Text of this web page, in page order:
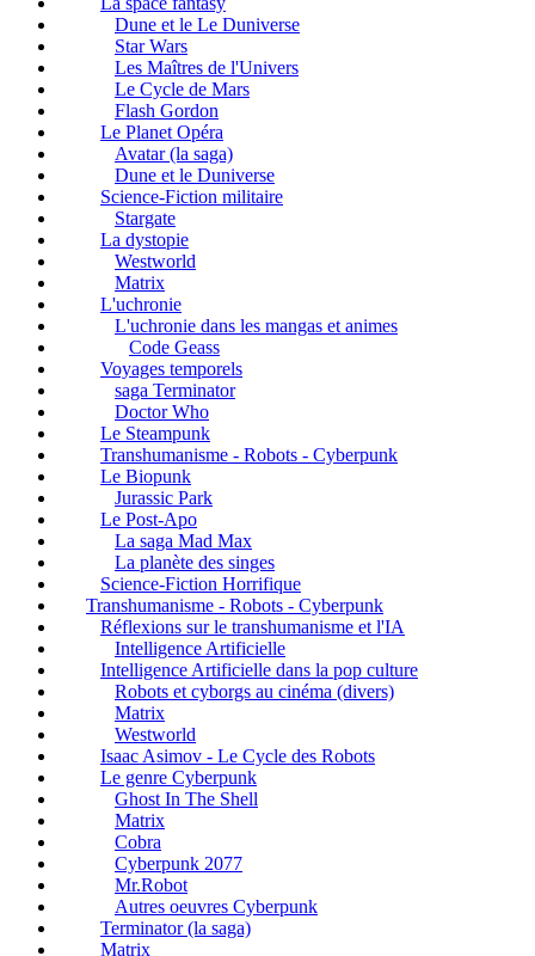
Dune et le Le Duniverse
Star Wars
Les Maîtres de l'Univers
Le Cycle de Mars
Flash Gordon
Le Planet Opéra
Avatar (la saga)
Dune et le Duniverse
Science-Fiction militaire
Stargate
La dystopie
Westworld
Matrix
L'uchronie
L'uchronie dans les mangas et animes
Code Geass
Voyages temporels
saga Terminator
Doctor Who
Le Steampunk
Transhumanisme - Robots - Cyberpunk
Le Biopunk
Jurassic Park
Le Post-Apo
La saga Mad Max
La planète des singes
Science-Fiction Horrifique
Transhumanisme - Robots - Cyberpunk
Réflexions sur le transhumanisme et l'IA
Intelligence Artificielle
Intelligence Artificielle dans la pop culture
Robots et cyborgs au cinéma (divers)
Matrix
Westworld
Isaac Asimov - Le Cycle des Robots
Le genre Cyberpunk
Ghost In The Shell
Matrix
Cobra
Cyberpunk 2077
Mr.Robot
Autres oeuvres Cyberpunk
Terminator (la saga)
Matrix